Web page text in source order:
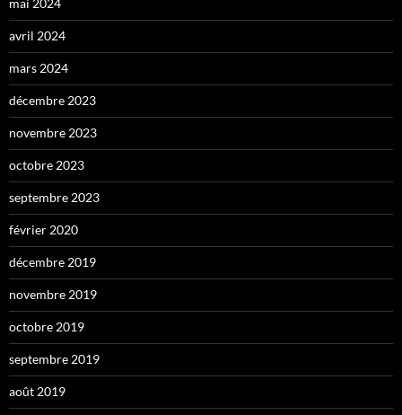
mai 2024
avril 2024
mars 2024
décembre 2023
novembre 2023
octobre 2023
septembre 2023
février 2020
décembre 2019
novembre 2019
octobre 2019
septembre 2019
août 2019